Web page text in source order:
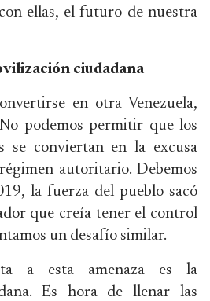
ellas, el futuro de nuestra
ciudadana
en otra Venezuela,
podemos permitir que los
se conviertan en la excusa
autoritario. Debemos
la fuerza del pueblo sacó
que creía tener el control
un desafío similar.
a esta amenaza es la
Es hora de llenar las